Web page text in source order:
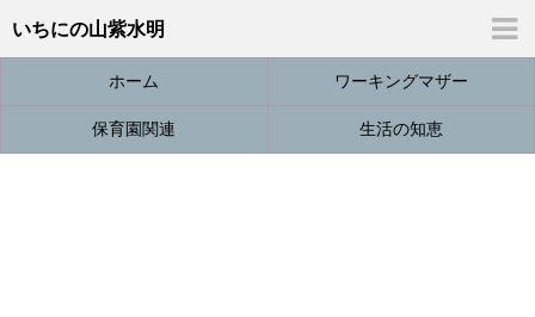
いちにの山紫水明
ホーム ワーキングマザー
保育園関連 生活の知恵